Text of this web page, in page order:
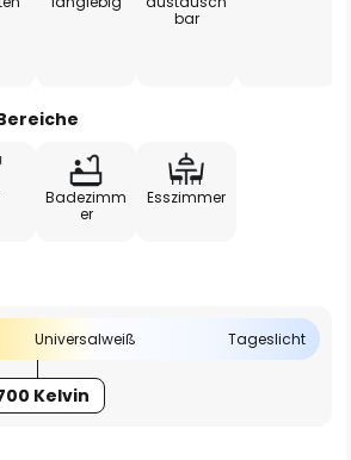
bar
Badezimm
er
Esszimmer
Universalweiß Tageslicht
Kelvin